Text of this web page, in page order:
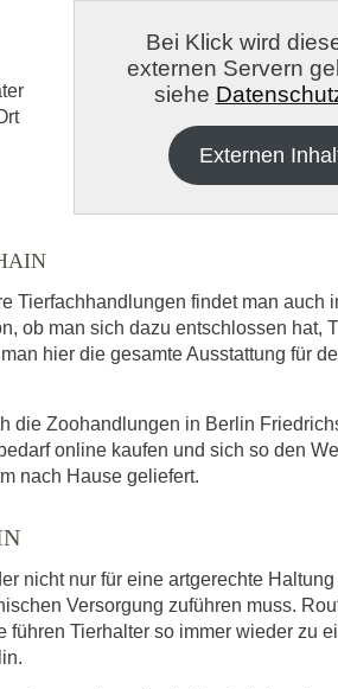
veröffentlicht.
dieDatenschutzbedinungen..
ABSENDEN
Bei Klick wird
externen Servern
siehe
Externen
Tierfachhandlungen findet man auch
ob man sich dazu entschlossen hat,
hier die gesamte Ausstattung für
die Zoohandlungen in Berlin
online kaufen und sich so den
nach Hause geliefert.
nicht nur für eine artgerechte
Versorgung zuführen muss.
Tierhalter so immer wieder zu